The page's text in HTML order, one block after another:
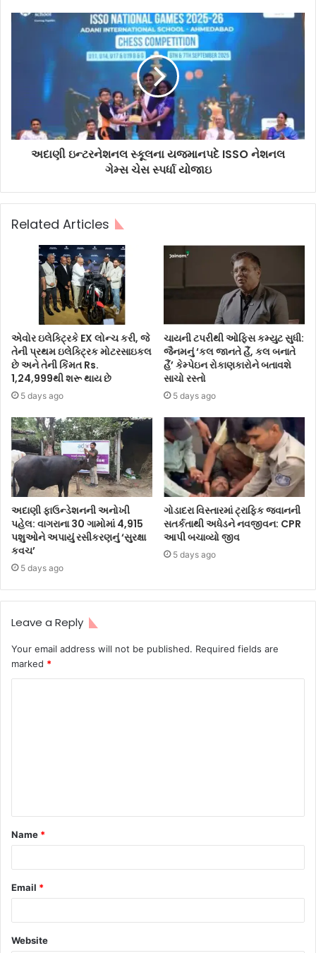
અદાણી ઇન્ટરનેશનલ સ્કૂલના યજમાનપદે ISSO નેશનલ
ગેમ્સ ચેસ સ્પર્ધા યોજાઇ
Related Articles
એવોર ઇલેક્ટ્રિકે EX લોન્ચ કરી, જે
તેની પ્રથમ ઇલેક્ટ્રિક મોટરસાઇકલ
છે અને તેની કિંમત Rs.
1,24,999થી શરૂ થાય છે
5 days ago
ચાયની ટપરીથી ઓફિસ કમ્યુટ સુધી:
જૈનમનું ‘કલ જાનતે હૈં, કલ બનાતે
હૈં’ કેમ્પેઇન રોકાણકારોને બતાવશે
સાચો રસ્તો
5 days ago
અદાણી ફાઉન્ડેશનની અનોખી
પહેલ: વાગરાના 30 ગામોમાં 4,915
પશુઓને અપાયું રસીકરણનું ‘સુરક્ષા
કવચ’
5 days ago
ગોડાદરા વિસ્તારમાં ટ્રાફિક જવાનની
સતર્કતાથી અધેડને નવજીવન: CPR
આપી બચાવ્યો જીવ
5 days ago
Leave a Reply
Your email address will not be published. Required fields are
marked *
Name *
Email *
Website